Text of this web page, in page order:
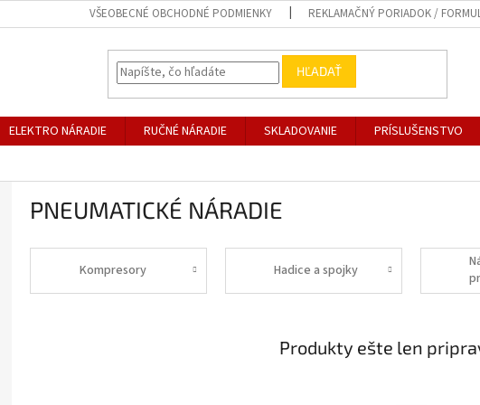
VŠEOBECNÉ OBCHODNÉ PODMIENKY REKLAMAČNÝ PORIADOK /
HĽADAŤ
ELEKTRO NÁRADIE RUČNÉ NÁRADIE SKLADOVANIE PRÍSLUŠENSTVO
PNEUMATICKÉ NÁRADIE
Kompresory Hadice a spojky
Produkty ešte len